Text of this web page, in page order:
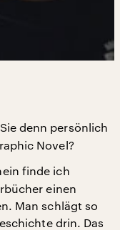
denn persönlich
Novel?
finde ich
einen
Man schlägt so
drin. Das